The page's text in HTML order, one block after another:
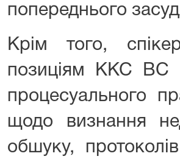
попереднього
Крім того,
позиціям ККС ВС
процесуального
щодо визнання
обшуку,